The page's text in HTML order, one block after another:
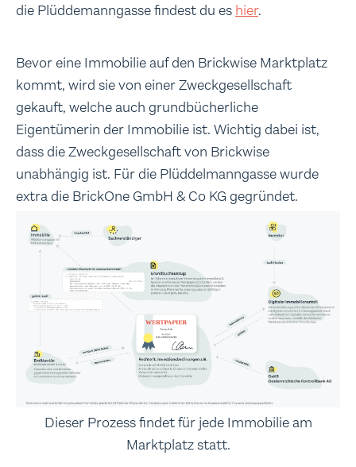
die Plüddemanngasse findest du es hier.
Bevor eine Immobilie auf den Brickwise Marktplatz
kommt, wird sie von einer Zweckgesellschaft
gekauft, welche auch grundbücherliche
Eigentümerin der Immobilie ist. Wichtig dabei ist,
dass die Zweckgesellschaft von Brickwise
unabhängig ist. Für die Plüddelmanngasse wurde
extra die BrickOne GmbH & Co KG gegründet.
Dieser Prozess findet für jede Immobilie am
Marktplatz statt.